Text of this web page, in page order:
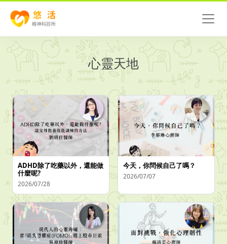
心靈天地
ADHD除了吃藥以外，還能做
什麼呢?
2026/07/28
今天，你問候自己了嗎？
2026/07/07